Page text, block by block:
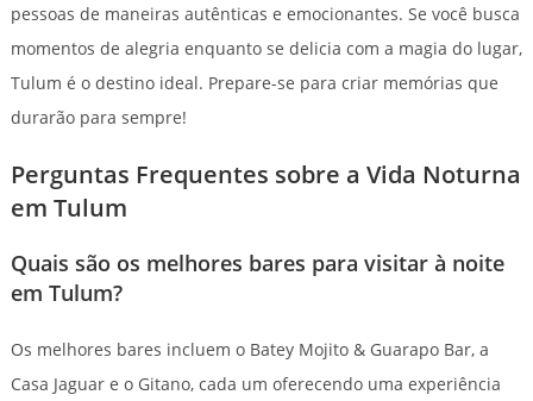
pessoas de maneiras autênticas e emocionantes. Se você busca
momentos de alegria enquanto se delicia com a magia do lugar,
Tulum é o destino ideal. Prepare-se para criar memórias que
durarão para sempre!
Perguntas Frequentes sobre a Vida Noturna
em Tulum
Quais são os melhores bares para visitar à noite
em Tulum?
Os melhores bares incluem o Batey Mojito & Guarapo Bar, a
Casa Jaguar e o Gitano, cada um oferecendo uma experiência